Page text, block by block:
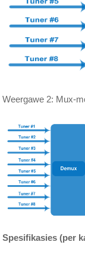
Weergawe 2: Mux-
Spesifikasies (per